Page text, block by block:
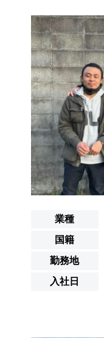
業種
国籍
勤務地
入社日